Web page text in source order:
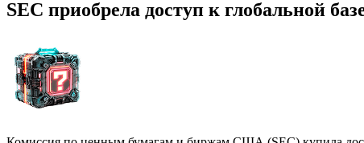
SEC приобрела доступ к глобальной